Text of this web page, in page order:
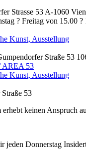
Strasse 53 A-1060
? Freitag von 15.00 ?
Kunst, Ausstellung
Straße 53
AREA 53
Kunst, Ausstellung
53
keinen Anspruch
jeden Donnerstag